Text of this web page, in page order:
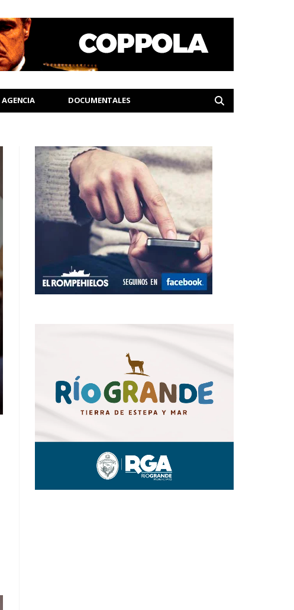
AGENCIA DOCUMENTALES